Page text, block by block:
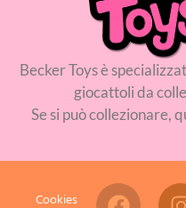
Becker Toys è
giocattoli da
Se si può collezionare,
Cookies